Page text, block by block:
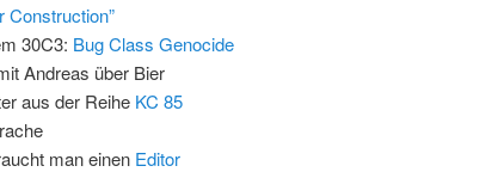
Construction”
30C3: Bug Class Genocide
Andreas über Bier
aus der ReiheKC 85
man einen Editor